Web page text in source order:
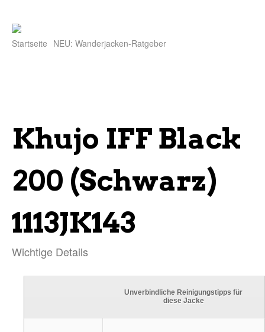
Startseite NEU: Wanderjacken-Ratgeber
Khujo IFF Black
200 (Schwarz)
1113JK143
Wichtige Details
Unverbindliche Reinigungstipps für
diese Jacke